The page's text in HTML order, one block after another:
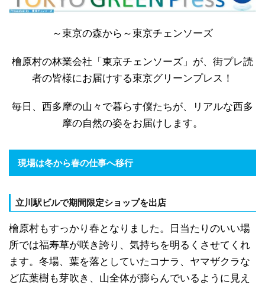
～東京の森から～東京チェンソーズ
檜原村の林業会社「東京チェンソーズ」が、街プレ読
者の皆様にお届けする東京グリーンプレス！
毎日、西多摩の山々で暮らす僕たちが、リアルな西多
摩の自然の姿をお届けします。
現場は冬から春の仕事へ移行
立川駅ビルで期間限定ショップを出店
檜原村もすっかり春となりました。日当たりのいい場
所では福寿草が咲き誇り、気持ちを明るくさせてくれ
ます。冬場、葉を落としていたコナラ、ヤマザクラな
ど広葉樹も芽吹き、山全体が膨らんでいるように見え